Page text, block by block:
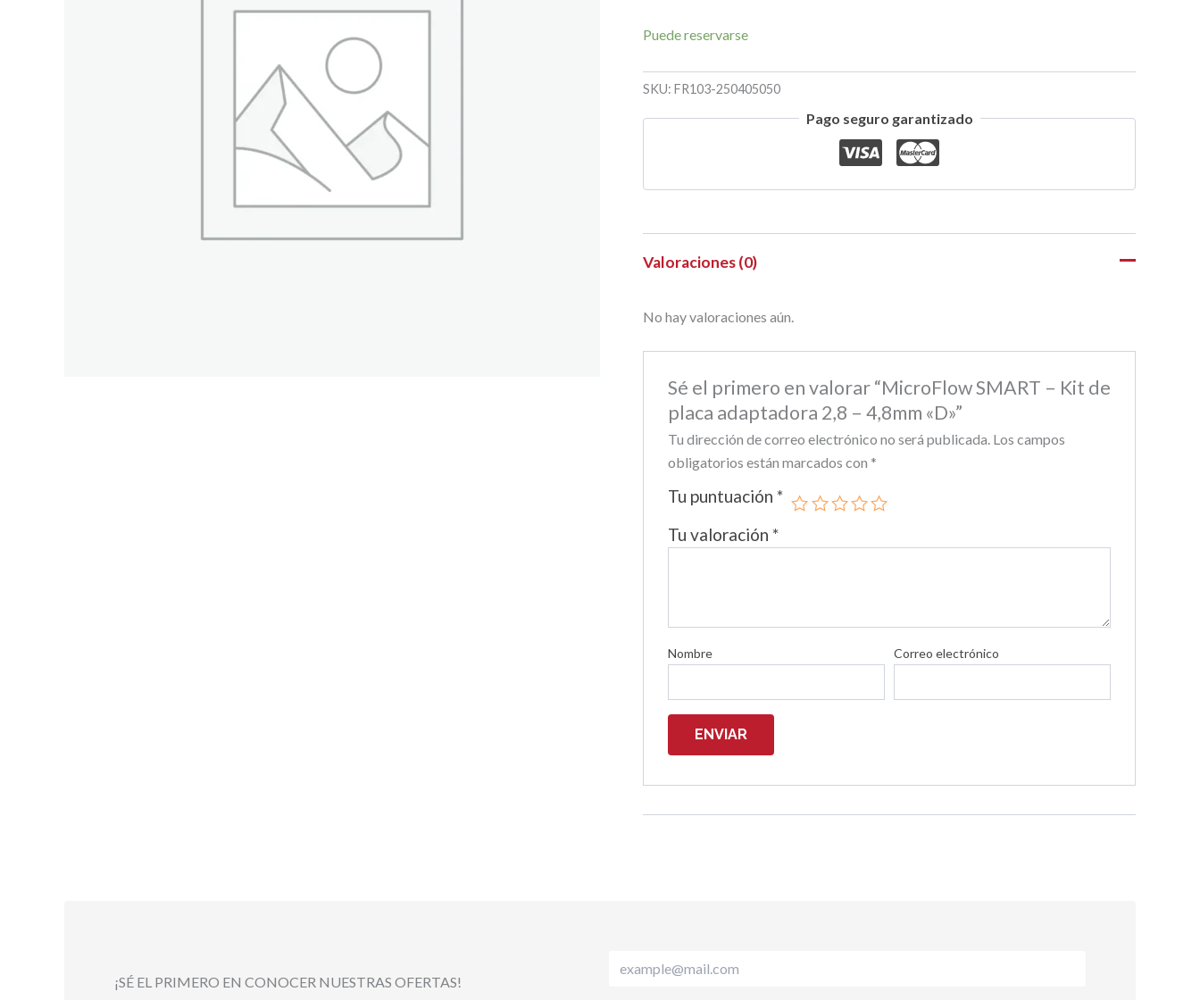
Puede reservarse
SKU: FR103-250405050
Pago seguro garantizado
Valoraciones (0)
No hay valoraciones aún.
Sé el primero en valorar “MicroFlow SMART – Kit de
placa adaptadora 2,8 – 4,8mm «D»”
Tu dirección de correo electrónico no será publicada. Los campos
obligatorios están marcados con *
Tu puntuación *
Tu valoración *
Nombre Correo electrónico
¡SÉ EL PRIMERO EN CONOCER NUESTRAS OFERTAS!